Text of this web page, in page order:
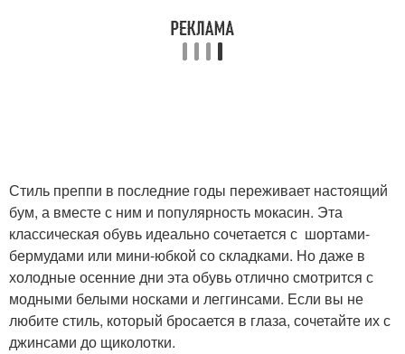
Стиль преппи в последние годы переживает настоящий
бум, а вместе с ним и популярность мокасин. Эта
классическая обувь идеально сочетается с шортами-
бермудами или мини-юбкой со складками. Но даже в
холодные осенние дни эта обувь отлично смотрится с
модными белыми носками и леггинсами. Если вы не
любите стиль, который бросается в глаза, сочетайте их с
джинсами до щиколотки.